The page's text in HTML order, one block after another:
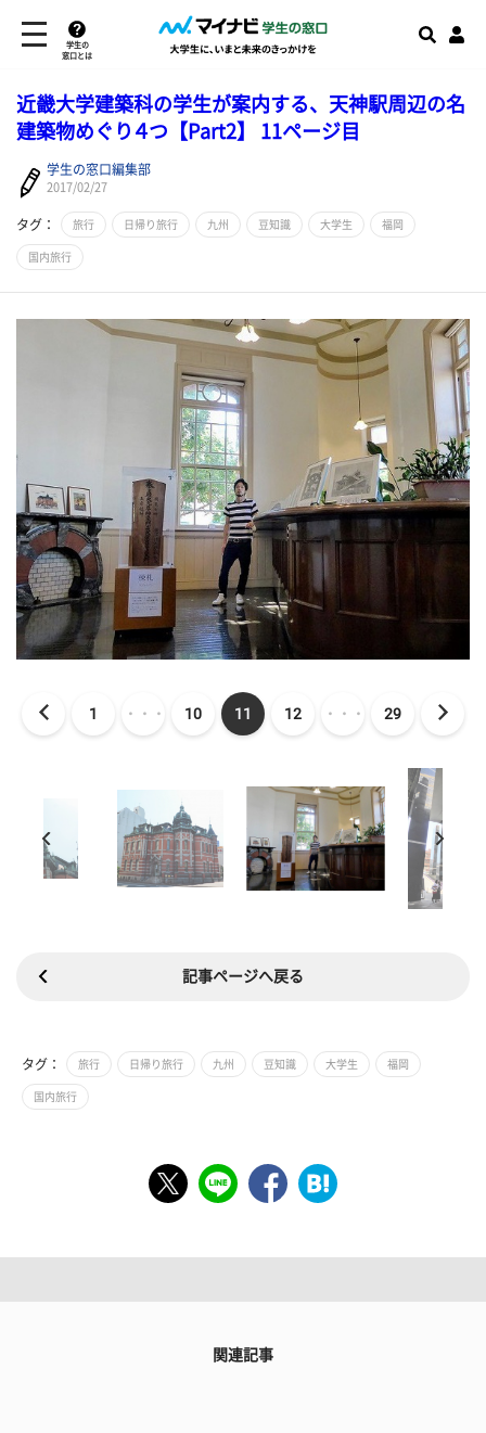
学生の
窓口とは
近畿大学建築科の学生が案内する、天神駅周辺の名
建築物めぐり４つ【Part2】 11ページ目
学生の窓口編集部
2017/02/27
タグ： 旅行 日帰り旅行 九州 豆知識 大学生 福岡
国内旅行
1 ・・・ 10 11 12 ・・・ 29
記事ページへ戻る
タグ： 旅行 日帰り旅行 九州 豆知識 大学生 福岡
国内旅行
関連記事